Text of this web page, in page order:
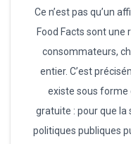
Ce n’est pas qu’un
Food Facts sont une
consommateurs,
entier. C’est
existe sous forme
gratuite : pour que la
politiques publiques